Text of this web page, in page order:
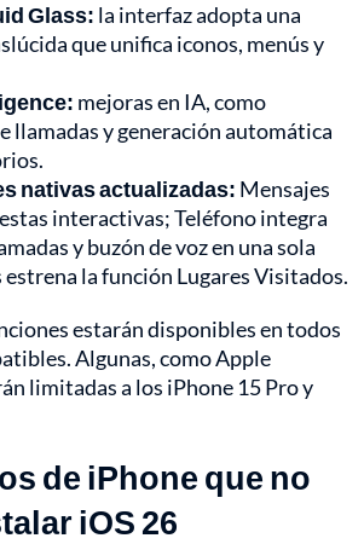
Glass: la interfaz adopta una
que unifica iconos, menús y
mejoras en IA, como
llamadas y generación automática
nativas actualizadas: Mensajes
interactivas; Teléfono integra
y buzón de voz en una sola
la función Lugares Visitados.
estarán disponibles en todos
Algunas, como Apple
limitadas a los iPhone 15 Pro y
de iPhone que no
iOS 26